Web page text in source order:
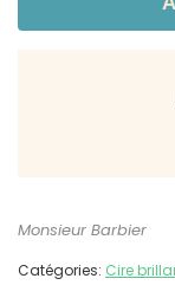
Monsieur Barbier
Catégories: Cire